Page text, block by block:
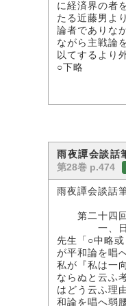
に経済界の者
たる近藤男よ
論者でありな
ながら主戦論
以てするより
○下略
雨夜譚会談
第28巻 p.474
雨夜譚会談
（
第二十四回
一、日英
先生「○中略
が平和論を唱
私が『私は一
ならぬと云ふ
はどう云ふ理
和論を唱へ弱